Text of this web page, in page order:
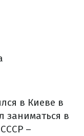
в Киеве в
заниматься в
–